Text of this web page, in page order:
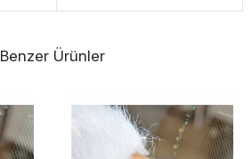
Benzer Ürünler